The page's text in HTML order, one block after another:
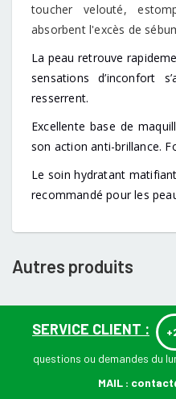
toucher velouté,
absorbent l'excès de
La peau retrouve
sensations d’inconfort
resserrent.
Excellente base de
son action anti-brillance.
Le soin hydratant
recommandé pour les
Autres produits
SERVICE CLIENT :
questions ou demandes du
MAIL :